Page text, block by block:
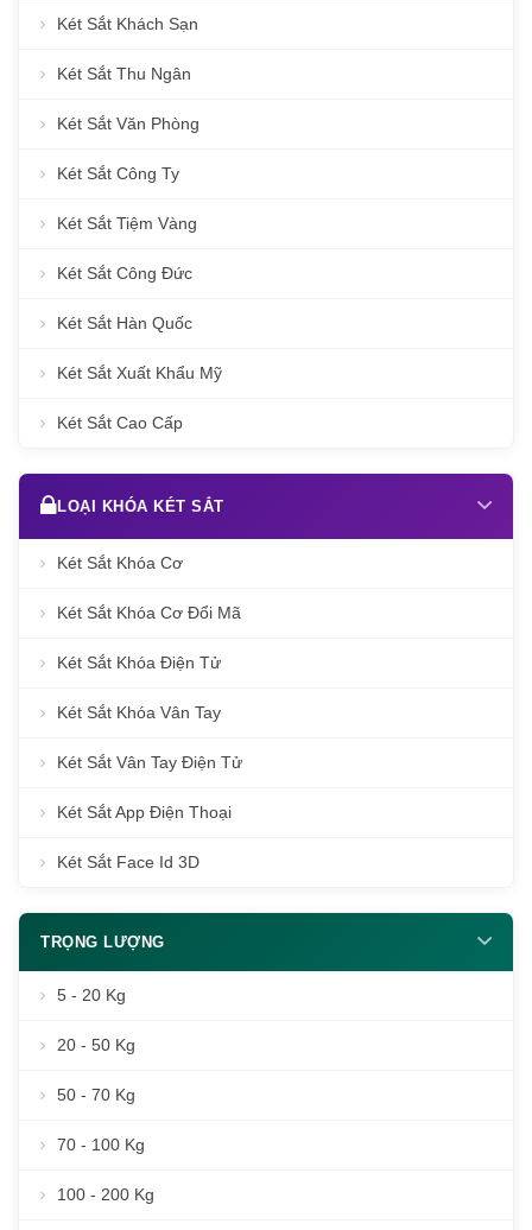
Két Sắt Khách Sạn
Két Sắt Thu Ngân
Két Sắt Văn Phòng
Két Sắt Công Ty
Két Sắt Tiệm Vàng
Két Sắt Công Đức
Két Sắt Hàn Quốc
Két Sắt Xuất Khẩu Mỹ
Két Sắt Cao Cấp
LOẠI KHÓA KÉT SẮT
Két Sắt Khóa Cơ
Két Sắt Khóa Cơ Đổi Mã
Két Sắt Khóa Điện Tử
Két Sắt Khóa Vân Tay
Két Sắt Vân Tay Điện Tử
Két Sắt App Điện Thoại
Két Sắt Face Id 3D
TRỌNG LƯỢNG
5 - 20 Kg
20 - 50 Kg
50 - 70 Kg
70 - 100 Kg
100 - 200 Kg